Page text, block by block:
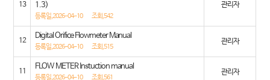
13
1.3)
등록일,2026-04-10 조회,542
관리자
12
Digital Orifice Flowmeter Manual
등록일,2026-04-10 조회,515
관리자
11
FLOW METER Instuction manual
등록일,2026-04-10 조회,561
관리자